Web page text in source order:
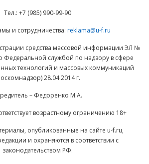
Тел.: +7 (985) 990-99-90
и сотрудничества: reklama@u-f.ru
средства массовой информации ЭЛ №
Федеральной службой по надзору в сфере
технологий и массовых коммуникаций
28.04.2014 г.
– Федоренко М.А.
возрастному ограничению 18+
опубликованные на сайте u-f.ru,
и охраняются в соответствии с
законодательством РФ.